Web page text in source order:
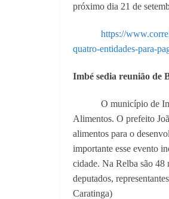
próximo dia 21 de
https://
quatro-entidades-para-
Imbé sedia reunião de
O município de
Alimentos. O prefeito
alimentos para o
importante esse evento
cidade. Na Relba são 48
deputados,
Caratinga)